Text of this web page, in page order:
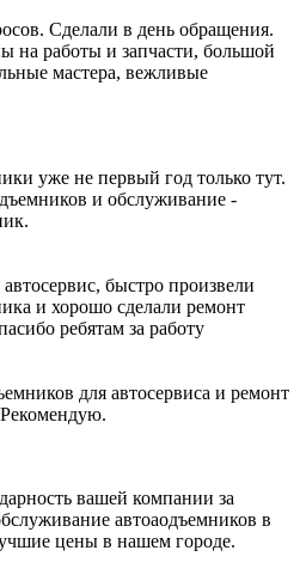
Сделали в день обращения.
на работы и запчасти, большой
мастера, вежливые
уже не первый год только тут.
и обслуживание -
быстро произвели
и хорошо сделали ремонт
ребятам за работу
для автосервиса и ремонт
вашей компании за
автоаодъемников в
цены в нашем городе.